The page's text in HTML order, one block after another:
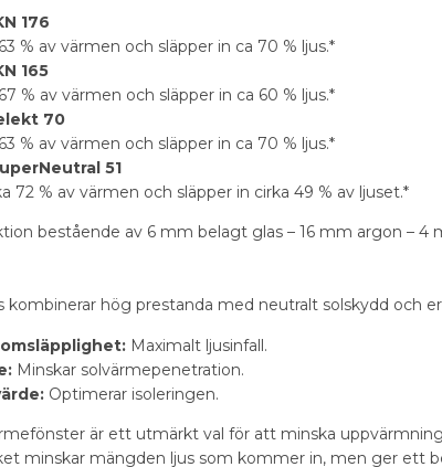
176
% av värmen och släpper in ca 70 % ljus.*
165
% av värmen och släpper in ca 60 % ljus.*
70
% av värmen och släpper in ca 70 % ljus.*
51
72 % av värmen och släpper in cirka 49 % av ljuset.*
bestående av 6 mm belagt glas – 16 mm argon – 4
kombinerar hög prestanda med neutralt solskydd och
Maximalt ljusinfall.
Minskar solvärmepenetration.
Optimerar isoleringen.
är ett utmärkt val för att minska
minskar mängden ljus som kommer in, men ger ett